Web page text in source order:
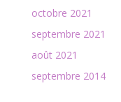
octobre 2021
septembre 2021
août 2021
septembre 2014